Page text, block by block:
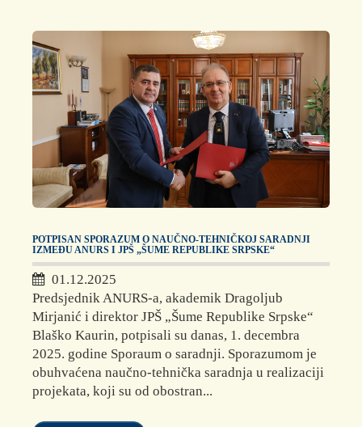
POTPISAN SPORAZUM O NAUČNO-TEHNIČKOJ SARADNJI
IZMEĐU ANURS I JPŠ „ŠUME REPUBLIKE SRPSKE“
01.12.2025
Predsjednik ANURS-a, akademik Dragoljub
Mirjanić i direktor JPŠ „Šume Republike Srpske“
Blaško Kaurin, potpisali su danas, 1. decembra
2025. godine Sporaum o saradnji. Sporazumom je
obuhvaćena naučno-tehnička saradnja u realizaciji
projekata, koji su od obostran...